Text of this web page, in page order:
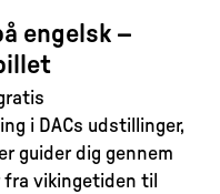
engelsk –
i DACs udstillinger,
guider dig gennem
vikingetiden til